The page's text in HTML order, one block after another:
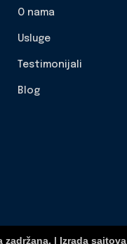
O nama
Usluge
Testimonijali
Blog
zadržana. | Izrada sajtova